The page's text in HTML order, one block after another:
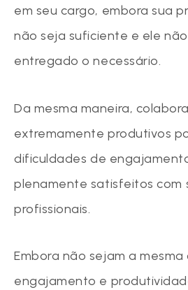
em seu cargo, embora sua
não seja suficiente e ele
entregado o necessário.
Da mesma maneira,
extremamente produtivos
dificuldades de
plenamente satisfeitos com
profissionais.
Embora não sejam a mesma
engajamento e